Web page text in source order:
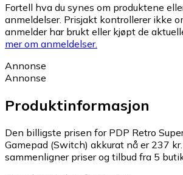
Fortell hva du synes om produktene
anmeldelser. Prisjakt kontrollerer ikke
anmelder har brukt eller kjøpt de
mer om anmeldelser.
Annonse
Annonse
Produktinformasjon
Den billigste prisen for PDP Retro
Gamepad (Switch) akkurat nå er 237 kr.
sammenligner priser og tilbud fra 5